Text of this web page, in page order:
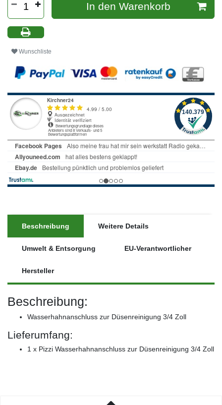
In den Warenkorb
Wunschliste
Beschreibung Weitere Details
Umwelt & Entsorgung EU-Verantwortlicher
Hersteller
Beschreibung:
Wasserhahnanschluss zur Düsenreinigung 3/4 Zoll
Lieferumfang:
1 x Pizzi Wasserhahnanschluss zur Düsenreinigung 3/4 Zoll